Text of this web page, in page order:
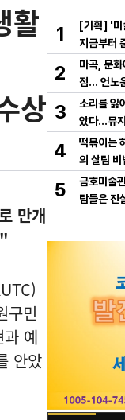
활
상
만개
구민
예
안았
1
[기획] '미
지금부터
2
마곡, 문화
점… 언노
관
3
소리를 잃
았다…뮤
예술의 운
4
떡볶이는
의 살림
5
금호미술관, 박혜수 개인전
람들은 진